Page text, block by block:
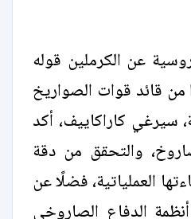
عن الكرملين قوله
من قائد قوات الصواريخ
سيرغي كاراكاييف، أكد
والتحقق من دقة
العملياتية، فضلًا عن